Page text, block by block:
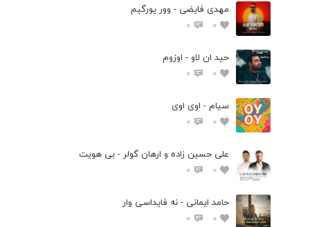
مهدی فایضی - وور یورگیم
0
0
حید ان لاو - اوزوم
0
0
سیام - اوی اوی
0
0
علی حسین زاده و ارهان گولر - بی هویت
0
0
حامد ایمانی - نه فایداسی وار
0
0